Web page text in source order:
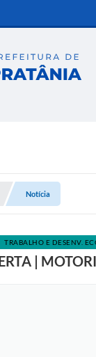
Notícia
TRABALHO E DESENV.
|